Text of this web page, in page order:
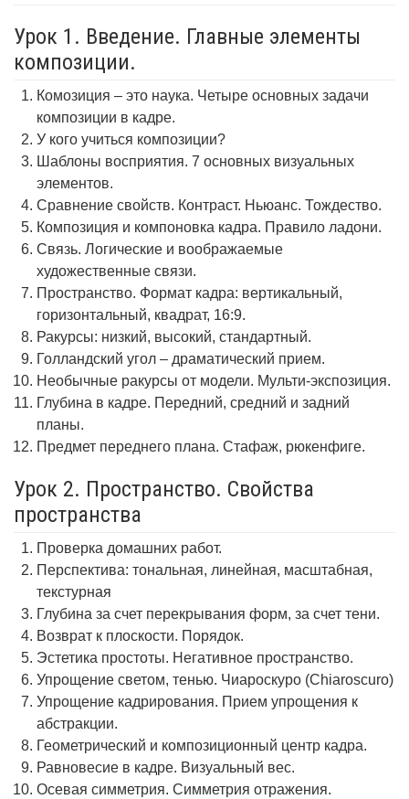
Урок 1. Введение. Главные элементы
композиции.
Комозиция – это наука. Четыре основных задачи
композиции в кадре.
У кого учиться композиции?
Шаблоны восприятия. 7 основных визуальных
элементов.
Сравнение свойств. Контраст. Ньюанс. Тождество.
Композиция и компоновка кадра. Правило ладони.
Связь. Логические и воображаемые
художественные связи.
Пространство. Формат кадра: вертикальный,
горизонтальный, квадрат, 16:9.
Ракурсы: низкий, высокий, стандартный.
Голландский угол – драматический прием.
Необычные ракурсы от модели. Мульти-экспозиция.
Глубина в кадре. Передний, средний и задний
планы.
Предмет переднего плана. Стафаж, рюкенфиге.
Урок 2. Пространство. Свойства
пространства
Проверка домашних работ.
Перспектива: тональная, линейная, масштабная,
текстурная
Глубина за счет перекрывания форм, за счет тени.
Возврат к плоскости. Порядок.
Эстетика простоты. Негативное пространство.
Упрощение светом, тенью. Чиароскуро (Chiaroscuro)
Упрощение кадрирования. Прием упрощения к
абстракции.
Геометрический и композиционный центр кадра.
Равновесие в кадре. Визуальный вес.
Осевая симметрия. Симметрия отражения.